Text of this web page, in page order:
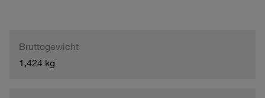
Bruttogewicht
1,424 kg